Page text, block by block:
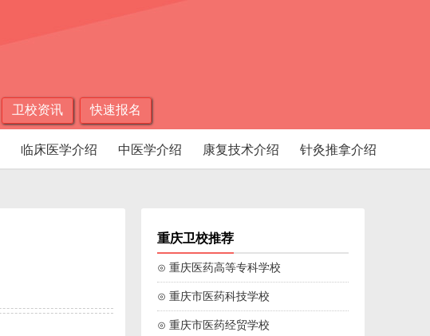
卫校资讯 快速报名
临床医学介绍 中医学介绍 康复技术介绍 针灸推拿介绍
重庆卫校推荐
⊙ 重庆医药高等专科学校
⊙ 重庆市医药科技学校
⊙ 重庆市医药经贸学校